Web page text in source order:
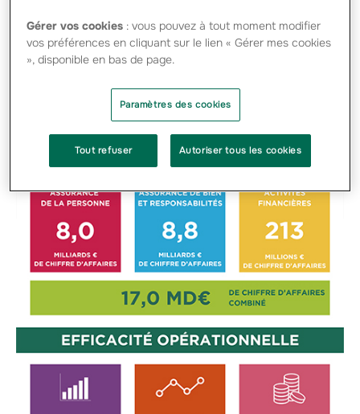
Gérer vos cookies : vous pouvez à tout moment modifier
vos préférences en cliquant sur le lien « Gérer mes cookies
», disponible en bas de page.
Paramètres des cookies
Tout refuser Autoriser tous les cookies